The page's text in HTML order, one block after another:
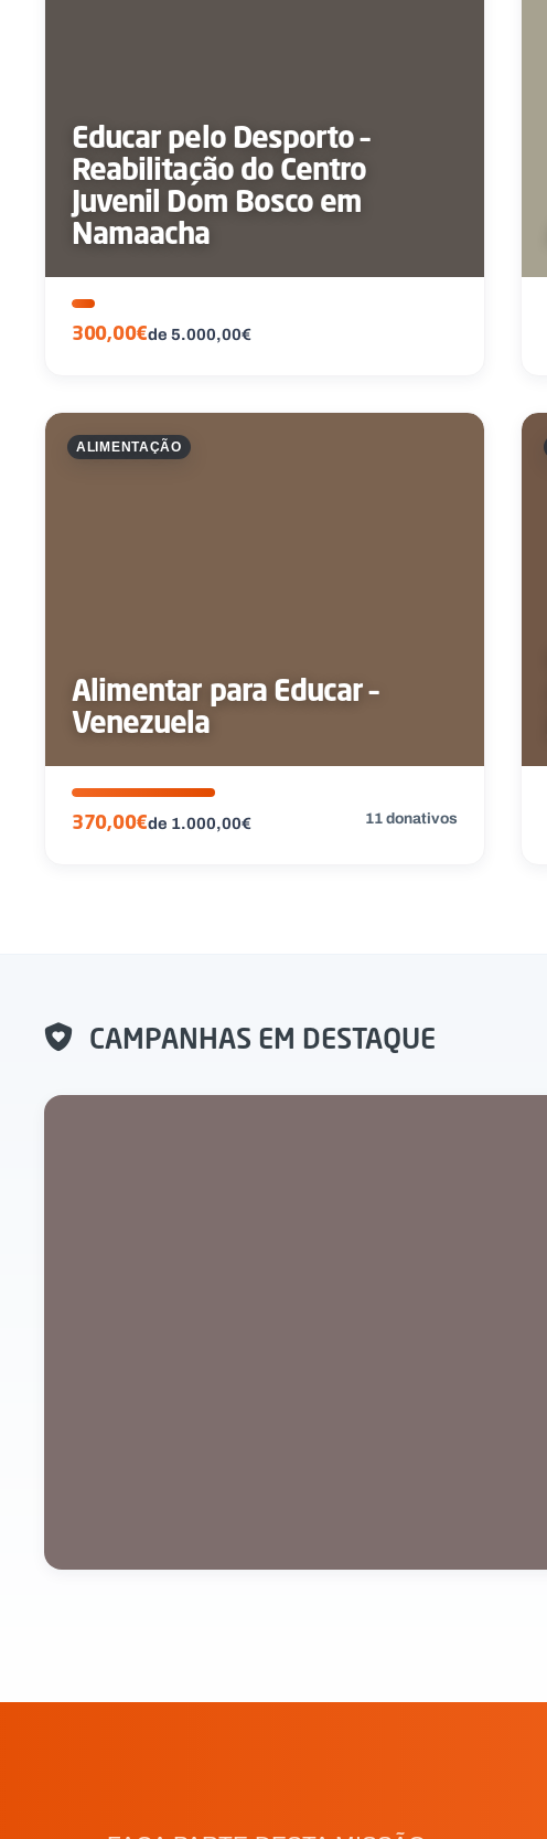
Educar pelo Desporto –
Reabilitação do Centro
Juvenil Dom Bosco em
Namaacha
300,00€de 5.000,00€
ALIMENTAÇÃO
Alimentar para Educar –
Venezuela
370,00€de 1.000,00€ 11 donativos
CAMPANHAS EM DESTAQUE